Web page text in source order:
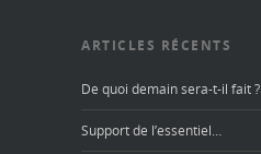
ARTICLES RÉCENTS
De quoi demain sera-t-il fait ?
Support de l’essentiel…